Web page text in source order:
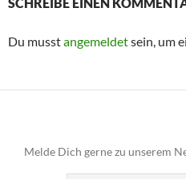
Du musstangemeldetsein, um
Melde Dich gerne zu unserem